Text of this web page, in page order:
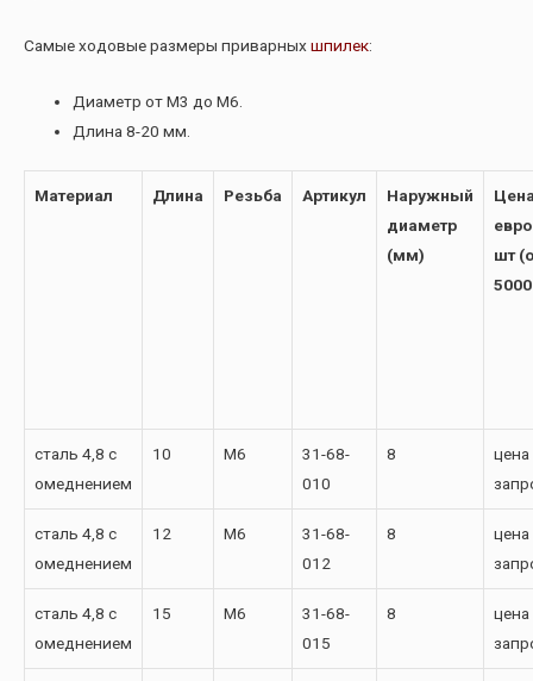
Самые ходовые размеры приварных шпилек:
Диаметр от М3 до М6.
Длина 8-20 мм.
Материал Длина Резьба Артикул
Наружный
диаметр
(мм)
шт
сталь 4,8 с
омеднением
10 М6
31-68-
010
8
цена
сталь 4,8 с
омеднением
12 М6
31-68-
012
8
цена
сталь 4,8 с
омеднением
15 М6
31-68-
015
8
цена